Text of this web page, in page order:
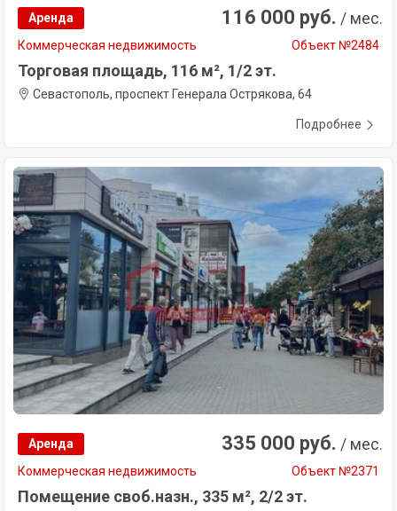
Аренда 116 000 руб. / мес.
Коммерческая недвижимость Объект №2484
Торговая площадь, 116 м², 1/2 эт.
Севастополь, проспект Генерала Острякова, 64
Подробнее
Аренда 335 000 руб. / мес.
Коммерческая недвижимость Объект №2371
Помещение своб.назн., 335 м², 2/2 эт.